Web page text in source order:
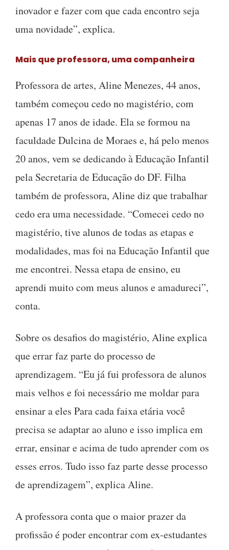
inovador e fazer com que cada encontro seja
uma novidade”, explica.
Mais que professora, uma companheira
Professora de artes, Aline Menezes, 44 anos,
também começou cedo no magistério, com
apenas 17 anos de idade. Ela se formou na
faculdade Dulcina de Moraes e, há pelo menos
20 anos, vem se dedicando à Educação Infantil
pela Secretaria de Educação do DF. Filha
também de professora, Aline diz que trabalhar
cedo era uma necessidade. “Comecei cedo no
magistério, tive alunos de todas as etapas e
modalidades, mas foi na Educação Infantil que
me encontrei. Nessa etapa de ensino, eu
aprendi muito com meus alunos e amadureci”,
conta.
Sobre os desafios do magistério, Aline explica
que errar faz parte do processo de
aprendizagem. “Eu já fui professora de alunos
mais velhos e foi necessário me moldar para
ensinar a eles Para cada faixa etária você
precisa se adaptar ao aluno e isso implica em
errar, ensinar e acima de tudo aprender com os
esses erros. Tudo isso faz parte desse processo
de aprendizagem”, explica Aline.
A professora conta que o maior prazer da
profissão é poder encontrar com ex-estudantes